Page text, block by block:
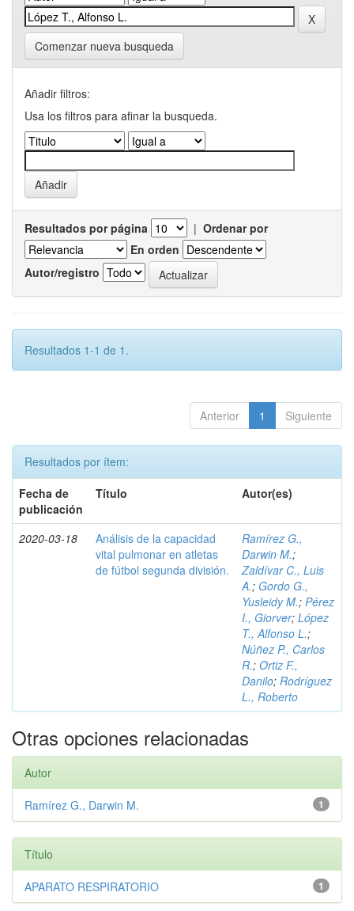
Comenzar nueva busqueda
Añadir filtros:
Usa los filtros para afinar la busqueda.
Resultados por página | Ordenar por
En orden
Autor/registro
Resultados 1-1 de 1.
Anterior 1 Siguiente
Resultados por ítem:
Fecha de
publicación
Título Autor(es)
2020-03-18
Análisis de la capacidad
vital pulmonar en atletas
de fútbol segunda división.
Ramírez G.,
Darwin M.;
Zaldívar C., Luis
A.; Gordo G.,
Yusleidy M.; Pérez
I., Giorver; López
T., Alfonso L.;
Núñez P., Carlos
R.; Ortiz F.,
Danilo; Rodríguez
L., Roberto
Otras opciones relacionadas
Autor
1
Ramírez G., Darwin M.
Título
1
APARATO RESPIRATORIO